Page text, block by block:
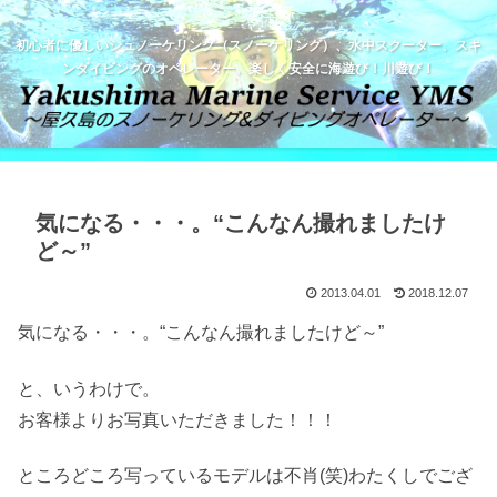
初心者に優しいシュノーケリング（スノーケリング）、水中スクーター、スキ
ンダイビングのオペレーター。楽しく安全に海遊び！川遊び！
気になる・・・。“こんなん撮れましたけ
ど～”
2013.04.01 2018.12.07
気になる・・・。“こんなん撮れましたけど～”
と、いうわけで。
お客様よりお写真いただきました！！！
ところどころ写っているモデルは不肖(笑)わたくしでござ